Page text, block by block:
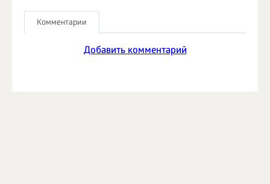
Комментарии
Добавить комментарий